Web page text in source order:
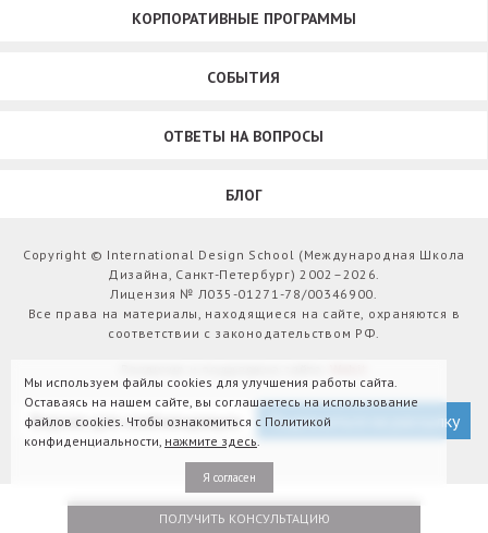
КОРПОРАТИВНЫЕ ПРОГРАММЫ
СОБЫТИЯ
ОТВЕТЫ НА ВОПРОСЫ
БЛОГ
Copyright © International Design School (Международная Школа
Дизайна, Санкт-Петербург) 2002–2026.
Лицензия № Л035-01271-78/00346900.
Все права на материалы, находящиеся на сайте, охраняются в
соответствии с законодательством РФ.
Версия для слабовидящих Подписаться на рассылку
ПОЛУЧИТЬ КОНСУЛЬТАЦИЮ
Мы используем файлы cookies для улучшения работы сайта.
Оставаясь на нашем сайте, вы соглашаетесь на использование
файлов cookies. Чтобы ознакомиться с Политикой
конфиденциальности, нажмите здесь.
Я согласен